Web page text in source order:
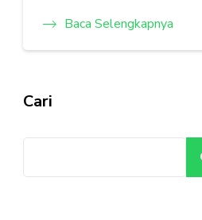
Baca Selengkapnya
Cari